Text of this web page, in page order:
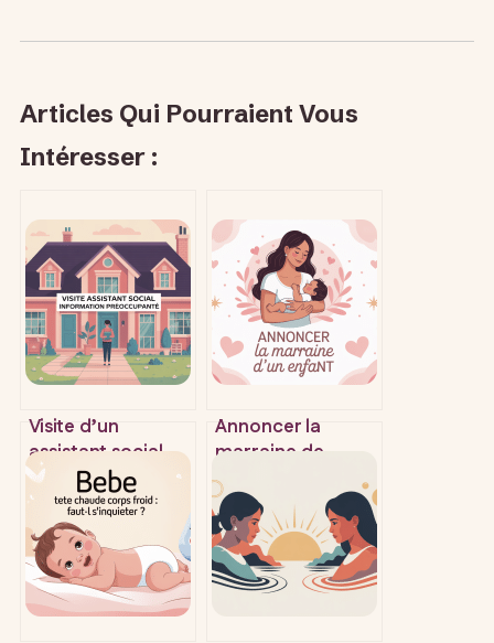
Articles Qui Pourraient Vous
Intéresser :
Visite d’un
assistant social
après une
information
préoccupante :
comprendre et se
préparer
Annoncer la
marraine de
façon mémorable
et émouvante